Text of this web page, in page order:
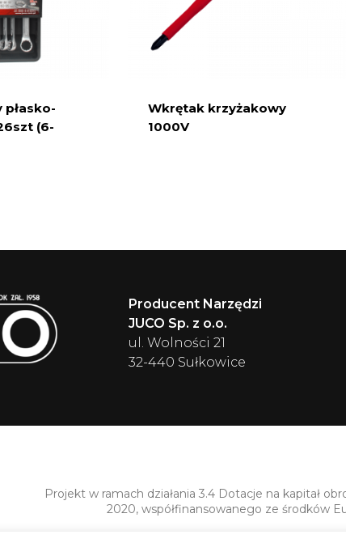
płasko-
(6-
Wkrętak krzyżakowy
1000V
Producent Narzędzi
JUCO Sp. z o.o.
ul. Wolności 21
32-440 Sułkowice
Projekt w ramach działania 3.4 Dotacje na kapitał
2020, współfinansowanego ze środków